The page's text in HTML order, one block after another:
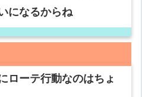
になるからね
ローテ行動なのはちょ